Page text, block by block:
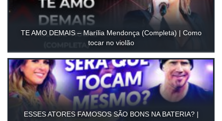
TE AMO DEMAIS – Marília Mendonça (Completa) | Como
tocar no violão
ESSES ATORES FAMOSOS SÃO BONS NA BATERIA? |